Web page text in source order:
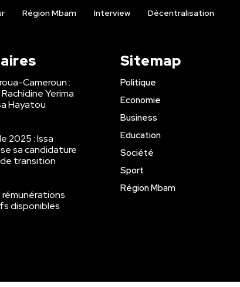
Région Mbam Interview Décentralisation
Cameroun :
Yerima
Hayatou
2025 : Issa
sa candidature
transition
rémunérations
disponibles
Sitemap
Politique
Economie
Business
Education
Société
Sport
Région Mbam